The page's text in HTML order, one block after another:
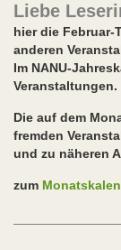
Liebe
hier die Februar-
anderen
Im NANU-
Veranstaltungen.
Die auf dem
fremden
und zu näheren
zum